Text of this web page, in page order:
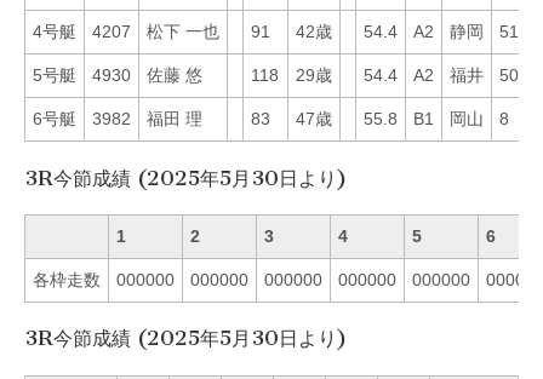
4号艇 4207 松下 一也 91 42歳 54.4 A2 静岡 51
5号艇 4930 佐藤 悠 118 29歳 54.4 A2 福井 50
6号艇 3982 福田 理 83 47歳 55.8 B1 岡山 8
3R今節成績 (2025年5月30日より)
1 2 3 4 5 6
各枠走数 000000 000000 000000 000000 000000 000000
3R今節成績 (2025年5月30日より)